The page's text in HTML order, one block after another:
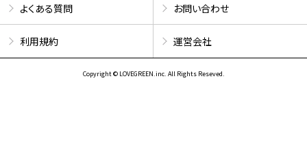
よくある質問
お問い合わせ
利用規約 運営会社
Copyright © LOVEGREEN.inc. All Rights Reseved.